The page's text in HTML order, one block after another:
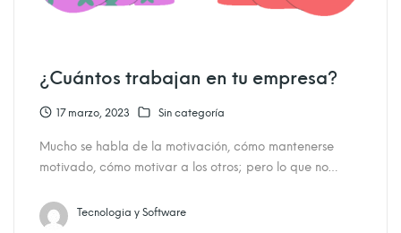
¿Cuántos trabajan en tu empresa?
17 marzo, 2023 Sin categoría
Mucho se habla de la motivación, cómo mantenerse
motivado, cómo motivar a los otros; pero lo que no…
Tecnologia y Software